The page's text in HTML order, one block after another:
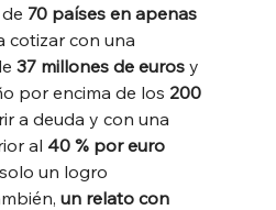
70 países en apenas
cotizar con una
37 millones de euros y
por encima de los 200
a deuda y con una
al 40 % por euro
un logro
un relato con